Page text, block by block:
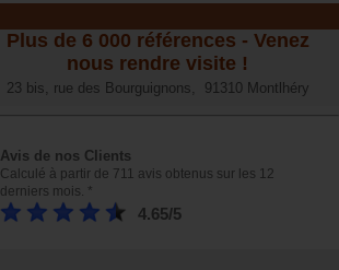
Plus de 6 000 références - Venez
nous rendre visite !
23 bis, rue des Bourguignons, 91310 Montlhéry
Avis de nos Clients
Calculé à partir de 711 avis obtenus sur les 12
derniers mois. *
4.65/5